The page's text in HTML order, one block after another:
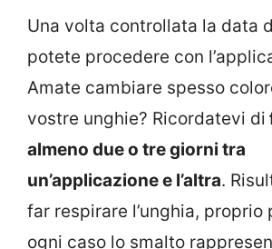
Una volta controllata la data
potete procedere con
Amate cambiare spesso
vostre unghie? Ricordatevi di
almeno due o tre giorni tra
un’applicazione e l’altra.
far respirare l’unghia, proprio
ogni caso lo smalto